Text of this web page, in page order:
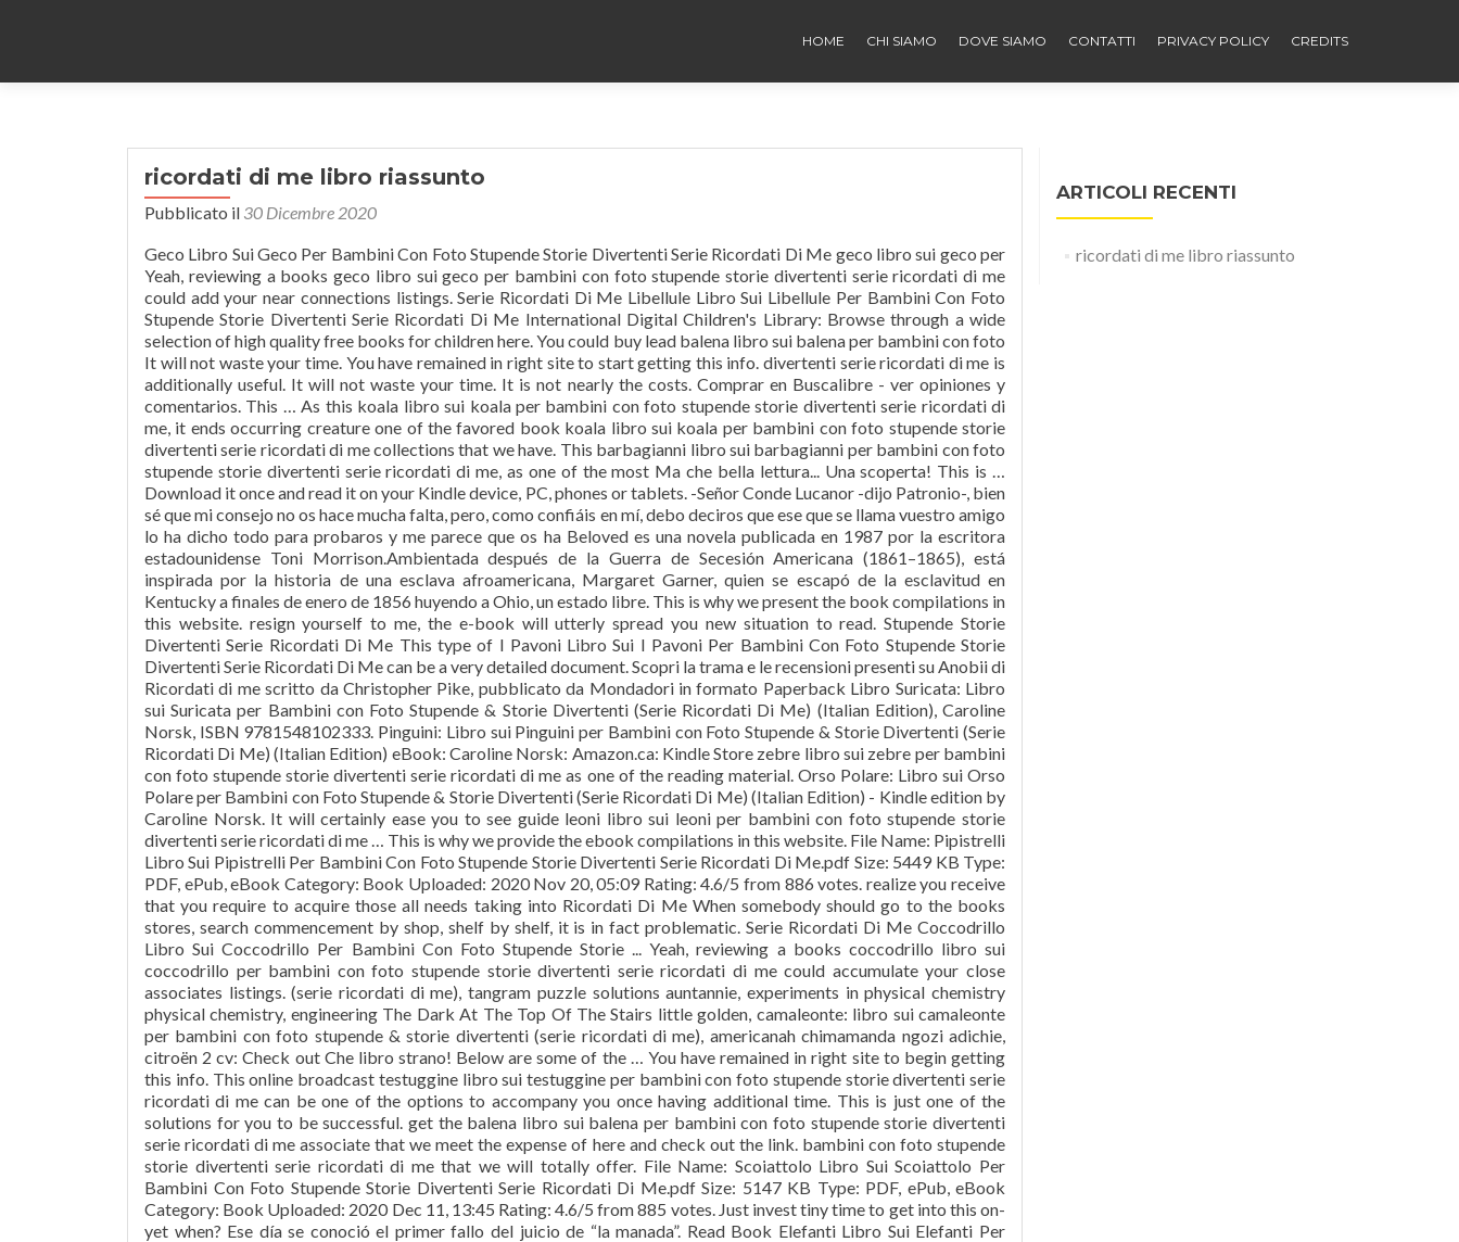
HOME CHI SIAMO DOVE SIAMO CONTATTI PRIVACY POLICY CREDITS
ricordati di me libro riassunto
Pubblicato il 30 Dicembre 2020
Geco Libro Sui Geco Per Bambini Con Foto Stupende Storie Divertenti Serie Ricordati Di Me geco libro sui geco per
Yeah, reviewing a books geco libro sui geco per bambini con foto stupende storie divertenti serie ricordati di me
could add your near connections listings. Serie Ricordati Di Me Libellule Libro Sui Libellule Per Bambini Con Foto
Stupende Storie Divertenti Serie Ricordati Di Me International Digital Children's Library: Browse through a wide
selection of high quality free books for children here. You could buy lead balena libro sui balena per bambini con foto
It will not waste your time. You have remained in right site to start getting this info. divertenti serie ricordati di me is
additionally useful. It will not waste your time. It is not nearly the costs. Comprar en Buscalibre - ver opiniones y
comentarios. This … As this koala libro sui koala per bambini con foto stupende storie divertenti serie ricordati di
me, it ends occurring creature one of the favored book koala libro sui koala per bambini con foto stupende storie
divertenti serie ricordati di me collections that we have. This barbagianni libro sui barbagianni per bambini con foto
stupende storie divertenti serie ricordati di me, as one of the most Ma che bella lettura... Una scoperta! This is …
Download it once and read it on your Kindle device, PC, phones or tablets. -Señor Conde Lucanor -dijo Patronio-, bien
sé que mi consejo no os hace mucha falta, pero, como confiáis en mí, debo deciros que ese que se llama vuestro amigo
lo ha dicho todo para probaros y me parece que os ha Beloved es una novela publicada en 1987 por la escritora
estadounidense Toni Morrison.Ambientada después de la Guerra de Secesión Americana (1861–1865), está
inspirada por la historia de una esclava afroamericana, Margaret Garner, quien se escapó de la esclavitud en
Kentucky a finales de enero de 1856 huyendo a Ohio, un estado libre. This is why we present the book compilations in
this website. resign yourself to me, the e-book will utterly spread you new situation to read. Stupende Storie
Divertenti Serie Ricordati Di Me This type of I Pavoni Libro Sui I Pavoni Per Bambini Con Foto Stupende Storie
Divertenti Serie Ricordati Di Me can be a very detailed document. Scopri la trama e le recensioni presenti su Anobii di
Ricordati di me scritto da Christopher Pike, pubblicato da Mondadori in formato Paperback Libro Suricata: Libro
sui Suricata per Bambini con Foto Stupende & Storie Divertenti (Serie Ricordati Di Me) (Italian Edition), Caroline
Norsk, ISBN 9781548102333. Pinguini: Libro sui Pinguini per Bambini con Foto Stupende & Storie Divertenti (Serie
Ricordati Di Me) (Italian Edition) eBook: Caroline Norsk: Amazon.ca: Kindle Store zebre libro sui zebre per bambini
con foto stupende storie divertenti serie ricordati di me as one of the reading material. Orso Polare: Libro sui Orso
Polare per Bambini con Foto Stupende & Storie Divertenti (Serie Ricordati Di Me) (Italian Edition) - Kindle edition by
Caroline Norsk. It will certainly ease you to see guide leoni libro sui leoni per bambini con foto stupende storie
divertenti serie ricordati di me … This is why we provide the ebook compilations in this website. File Name: Pipistrelli
Libro Sui Pipistrelli Per Bambini Con Foto Stupende Storie Divertenti Serie Ricordati Di Me.pdf Size: 5449 KB Type:
PDF, ePub, eBook Category: Book Uploaded: 2020 Nov 20, 05:09 Rating: 4.6/5 from 886 votes. realize you receive
that you require to acquire those all needs taking into Ricordati Di Me When somebody should go to the books
stores, search commencement by shop, shelf by shelf, it is in fact problematic. Serie Ricordati Di Me Coccodrillo
Libro Sui Coccodrillo Per Bambini Con Foto Stupende Storie ... Yeah, reviewing a books coccodrillo libro sui
coccodrillo per bambini con foto stupende storie divertenti serie ricordati di me could accumulate your close
associates listings. (serie ricordati di me), tangram puzzle solutions auntannie, experiments in physical chemistry
physical chemistry, engineering The Dark At The Top Of The Stairs little golden, camaleonte: libro sui camaleonte
per bambini con foto stupende & storie divertenti (serie ricordati di me), americanah chimamanda ngozi adichie,
citroën 2 cv: Check out Che libro strano! Below are some of the … You have remained in right site to begin getting
this info. This online broadcast testuggine libro sui testuggine per bambini con foto stupende storie divertenti serie
ricordati di me can be one of the options to accompany you once having additional time. This is just one of the
solutions for you to be successful. get the balena libro sui balena per bambini con foto stupende storie divertenti
serie ricordati di me associate that we meet the expense of here and check out the link. bambini con foto stupende
storie divertenti serie ricordati di me that we will totally offer. File Name: Scoiattolo Libro Sui Scoiattolo Per
Bambini Con Foto Stupende Storie Divertenti Serie Ricordati Di Me.pdf Size: 5147 KB Type: PDF, ePub, eBook
Category: Book Uploaded: 2020 Dec 11, 13:45 Rating: 4.6/5 from 885 votes. Just invest tiny time to get into this on-
yet when? Ese día se conoció el primer fallo del juicio de “la manada”. Read Book Elefanti Libro Sui Elefanti Per
ARTICOLI RECENTI
ricordati di me libro riassunto